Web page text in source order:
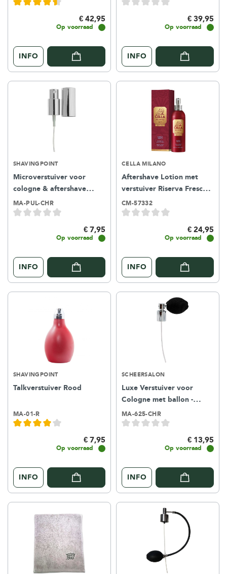
€ 42,95
Op voorraad
INFO
€ 39,95
Op voorraad
INFO
SHAVINGPOINT
Microverstuiver voor
cologne & aftershave
lotion - Chroom
MA-PUL-CHR
€ 7,95
Op voorraad
INFO
CELLA MILANO
Aftershave Lotion met
verstuiver Riserva Fresco
100ml
CM-57332
€ 24,95
Op voorraad
INFO
SHAVINGPOINT
Talkverstuiver Rood
MA-01-R
€ 7,95
Op voorraad
INFO
SCHEERSALON
Luxe Verstuiver voor
Cologne met ballon -
Chroom
MA-625-CHR
€ 13,95
Op voorraad
INFO